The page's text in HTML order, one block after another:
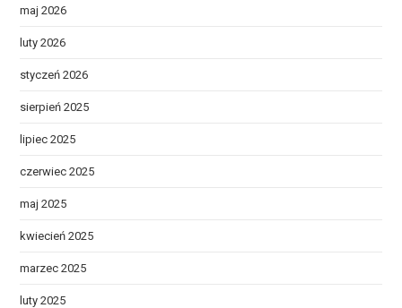
maj 2026
luty 2026
styczeń 2026
sierpień 2025
lipiec 2025
czerwiec 2025
maj 2025
kwiecień 2025
marzec 2025
luty 2025